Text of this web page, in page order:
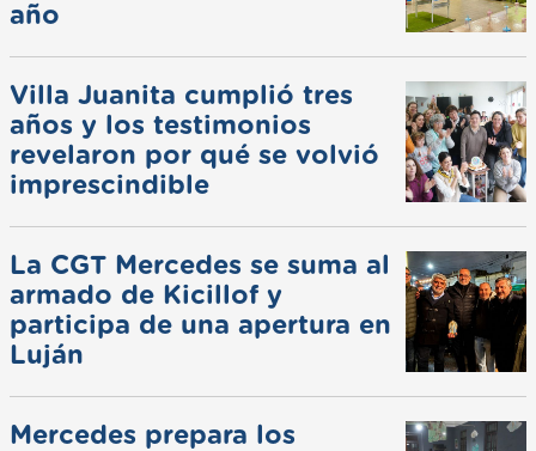
año
Villa Juanita cumplió tres
años y los testimonios
revelaron por qué se volvió
imprescindible
La CGT Mercedes se suma al
armado de Kicillof y
participa de una apertura en
Luján
Mercedes prepara los